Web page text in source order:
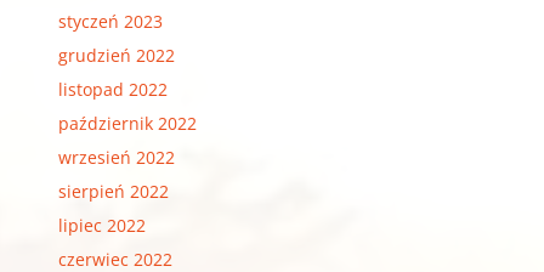
styczeń 2023
grudzień 2022
listopad 2022
październik 2022
wrzesień 2022
sierpień 2022
lipiec 2022
czerwiec 2022